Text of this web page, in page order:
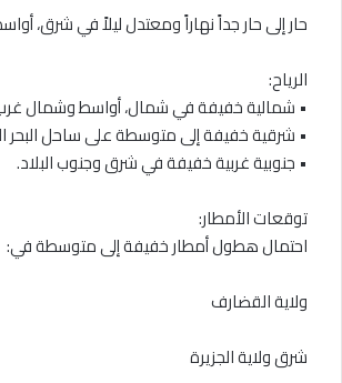
حار إلى حار جداً نهاراً ومعتدل ليلاً في شرق،
الرياح:
• شمالية خفيفة في شمال، أواسط وشمال غرب
• شرقية خفيفة إلى متوسطة على ساحل البحر
• جنوبية غربية خفيفة في شرق وجنوب البلاد.
توقعات الأمطار:
احتمال هطول أمطار خفيفة إلى متوسطة في:
ولاية القضارف
شرق ولاية الجزيرة